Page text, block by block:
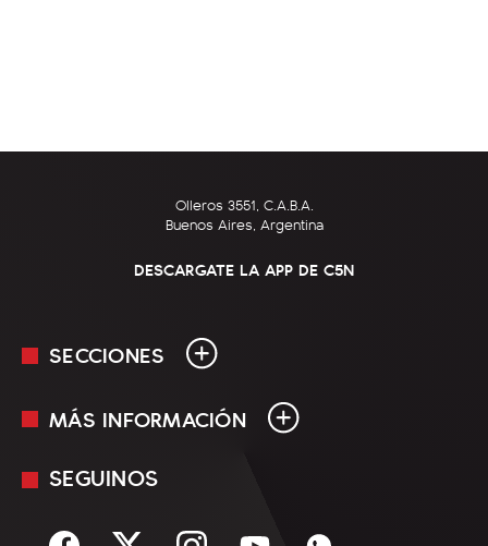
Olleros 3551, C.A.B.A.
Buenos Aires, Argentina
DESCARGATE LA APP DE C5N
SECCIONES
En Vivo
Sociedad
MÁS INFORMACIÓN
Mediakit
Términos y condiciones
SEGUINOS